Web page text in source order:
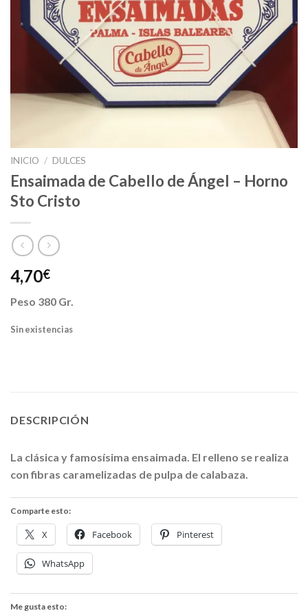
INICIO / DULCES
Ensaimada de Cabello de Ángel – Horno
Sto Cristo
4,70€
Peso 380 Gr.
Sin existencias
DESCRIPCIÓN
La clásica y famosísima ensaimada. El relleno se realiza
con fibras caramelizadas de pulpa de calabaza.
Comparte esto:
X Facebook Pinterest
WhatsApp
Me gusta esto: